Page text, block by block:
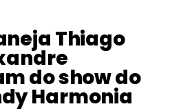
Thiago
do show do
Harmonia